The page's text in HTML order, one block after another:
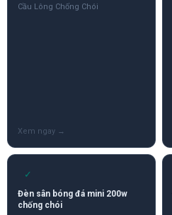
Cầu Lông Chống Chói
✓
Đèn sân bóng đá mini 200w
chống chói